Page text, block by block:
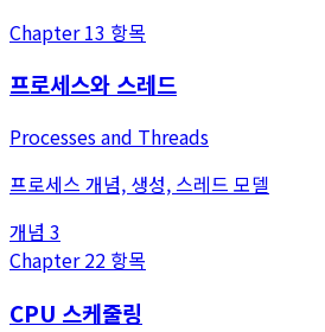
Chapter13 항목
프로세스와 스레드
Processes and Threads
프로세스 개념, 생성, 스레드 모델
개념 3
Chapter22 항목
CPU 스케줄링